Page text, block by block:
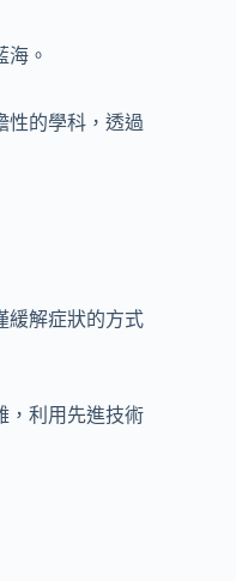
。
性的學科，透過
緩解症狀的方式
，利用先進技術